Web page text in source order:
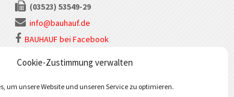
Cookie-Zustimmung verwalten
um unsere Website und unseren Service zu optimieren.
(03523) 53549-29
info@bauhauf.de
BAUHAUF bei Facebook